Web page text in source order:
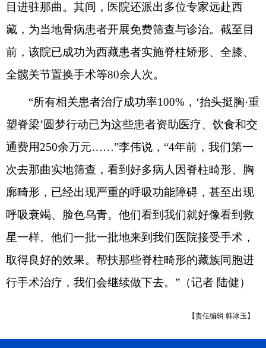
目进驻那曲。其间，医院还派出多位专家远赴西
藏，为当地骨病患者开展免费筛查与诊治。截至目
前，该院已成功为西藏患者实施脊柱矫形、全膝、
全髋关节置换手术等80余人次。
“所有相关患者治疗成功率100%，‘抬头挺胸·重
塑脊梁’圆梦行动已为这些患者资助医疗、饮食和交
通费用250余万元……”李伟说，“4年前，我们第一
次去那曲实地筛查，看到好多病人因脊柱畸形、胸
廓畸形，已经出现严重的呼吸功能障碍，甚至出现
呼吸衰竭、脸色乌青。他们看到我们就好像看到救
星一样。他们一批一批地来到我们医院接受手术，
取得良好的效果。帮扶那些脊柱畸形的藏族同胞进
行手术治疗，我们会继续做下去。”（记者 陆健）
【责任编辑:韩冰玉】